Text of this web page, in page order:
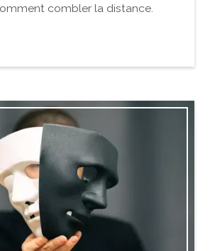
combler la distance.